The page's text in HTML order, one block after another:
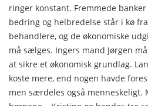
ringer konstant. Fremmede
bedring og helbredelse står i kø
behandlere, og de økonomiske
må sælges. Ingers mand Jørgen
at sikre et økonomisk grundlag.
koste mere, end nogen havde
men særdeles også menneskeligt.